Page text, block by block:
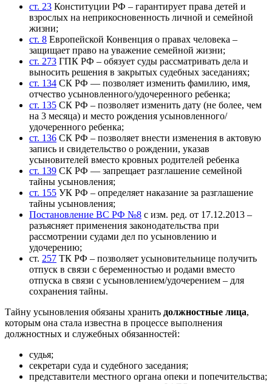
ст. 23 Конституции РФ – гарантирует права детей и
взрослых на неприкосновенность личной и семейной
жизни;
ст. 8 Европейской Конвенция о правах человека –
защищает право на уважение семейной жизни;
ст. 273 ГПК РФ – обязует суды рассматривать дела и
выносить решения в закрытых судебных заседаниях;
ст. 134 СК РФ — позволяет изменить фамилию, имя,
отчество усыновленного/удочеренного ребенка;
ст. 135 СК РФ – позволяет изменить дату (не более, чем
на 3 месяца) и место рождения усыновленного/
удочеренного ребенка;
ст. 136 СК РФ – позволяет внести изменения в актовую
запись и свидетельство о рождении, указав
усыновителей вместо кровных родителей ребенка
ст. 139 СК РФ — запрещает разглашение семейной
тайны усыновления;
ст. 155 УК РФ – определяет наказание за разглашение
тайны усыновления;
Постановление ВС РФ №8 с изм. ред. от 17.12.2013 –
разъясняет применения законодательства при
рассмотрении судами дел по усыновлению и
удочерению;
ст. 257 ТК РФ – позволяет усыновительнице получить
отпуск в связи с беременностью и родами вместо
отпуска в связи с усыновлением/удочерением – для
сохранения тайны.
Тайну усыновления обязаны хранить должностные лица,
которым она стала известна в процессе выполнения
должностных и служебных обязанностей:
судья;
секретари суда и судебного заседания;
представители местного органа опеки и попечительства;